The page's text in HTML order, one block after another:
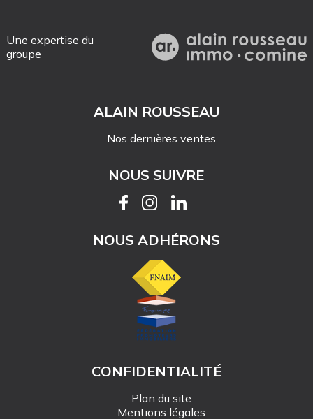
Une expertise du
groupe
ALAIN ROUSSEAU
Nos dernières ventes
NOUS SUIVRE
NOUS ADHÉRONS
CONFIDENTIALITÉ
Plan du site
Mentions légales